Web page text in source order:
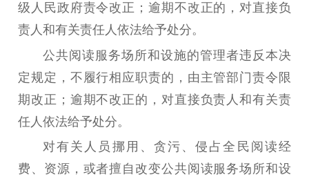
级人民政府责令改正；逾期不改正的，对直接负
责人和有关责任人依法给予处分。
公共阅读服务场所和设施的管理者违反本决
定规定，不履行相应职责的，由主管部门责令限
期改正；逾期不改正的，对直接负责人和有关责
任人依法给予处分。
对有关人员挪用、贪污、侵占全民阅读经
费、资源，或者擅自改变公共阅读服务场所和设